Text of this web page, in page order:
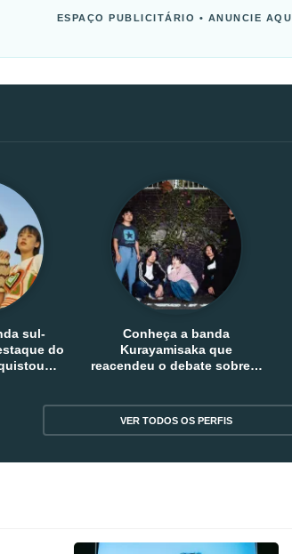
ESPAÇO PUBLICITÁRIO • ANUNCIE AQUI
sul-
do
Conheça a banda
Kurayamisaka que
reacendeu o debate sobre o
VER TODOS OS PERFIS